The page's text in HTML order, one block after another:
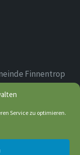
Service zu optimieren.
Finnentrop
der sich am
befindet. Das
altertümlich
erhalten.